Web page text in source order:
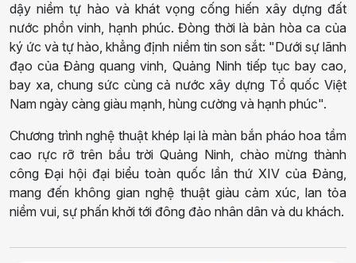
dậy niềm tự hào và khát vọng cống hiến xây dựng đất
nước phồn vinh, hạnh phúc. Đòng thời là bản hòa ca của
ký ức và tự hào, khẳng định niềm tin son sắt: "Dưới sự lãnh
đạo của Đảng quang vinh, Quảng Ninh tiếp tục bay cao,
bay xa, chung sức cùng cả nước xây dựng Tổ quốc Việt
Nam ngày càng giàu mạnh, hùng cường và hạnh phúc".
Chương trình nghệ thuật khép lại là màn bắn pháo hoa tầm
cao rực rỡ trên bầu trời Quảng Ninh, chào mừng thành
công Đại hội đại biểu toàn quốc lần thứ XIV của Đảng,
mang đến không gian nghệ thuật giàu cảm xúc, lan tỏa
niềm vui, sự phấn khởi tới đông đảo nhân dân và du khách.